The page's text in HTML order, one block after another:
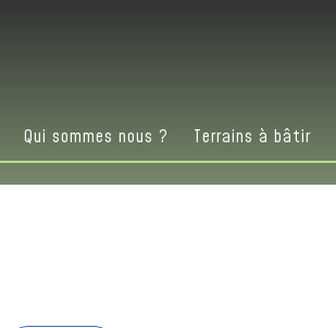
Qui sommes nous ? Terrains à bâtir